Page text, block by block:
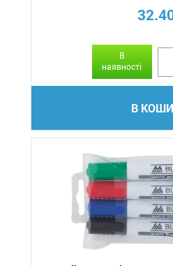
В
наявності
В